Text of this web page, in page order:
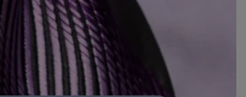
:
Enseignement supérieur, recherche